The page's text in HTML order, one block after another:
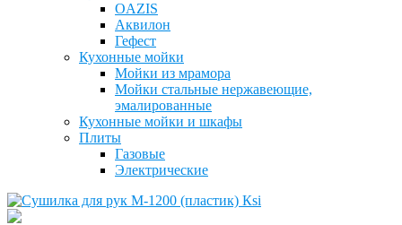
OAZIS
Аквилон
Гефест
Кухонные мойки
Мойки из мрамора
Мойки стальные нержавеющие,
эмалированные
Кухонные мойки и шкафы
Плиты
Газовые
Электрические